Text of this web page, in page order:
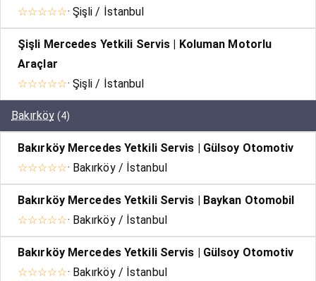
☆☆☆☆☆· Şişli / İstanbul
Şişli Mercedes Yetkili Servis | Koluman Motorlu
Araçlar
☆☆☆☆☆· Şişli / İstanbul
Bakırköy (4)
Bakırköy Mercedes Yetkili Servis | Gülsoy Otomotiv
☆☆☆☆☆· Bakırköy / İstanbul
Bakırköy Mercedes Yetkili Servis | Baykan Otomobil
☆☆☆☆☆· Bakırköy / İstanbul
Bakırköy Mercedes Yetkili Servis | Gülsoy Otomotiv
☆☆☆☆☆· Bakırköy / İstanbul